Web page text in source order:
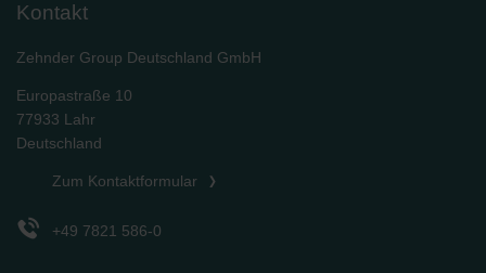
Kontakt
Zehnder Group Deutschland GmbH
Europastraße 10
77933 Lahr
Deutschland
Zum Kontaktformular
+49 7821 586-0